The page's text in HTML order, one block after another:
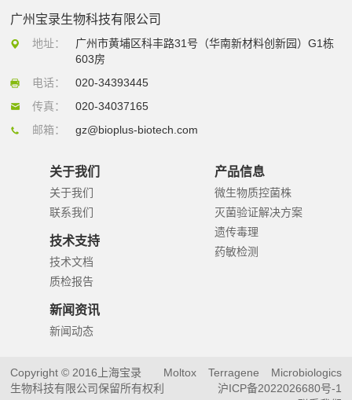
广州宝录生物科技有限公司
地址：
广州市黄埔区科丰路31号（华南新材料创新园）G1栋
603房
电话：
020-34393445
传真：
020-34037165
邮箱：
gz@bioplus-biotech.com
关于我们
关于我们
联系我们
技术支持
技术文档
质检报告
新闻资讯
新闻动态
产品信息
微生物质控菌株
灭菌验证解决方案
遗传毒理
药敏检测
Microbiologics
Terragene
Moltox
Copyright © 2016上海宝录
生物科技有限公司保留所有权利
沪ICP备2022026680号-1